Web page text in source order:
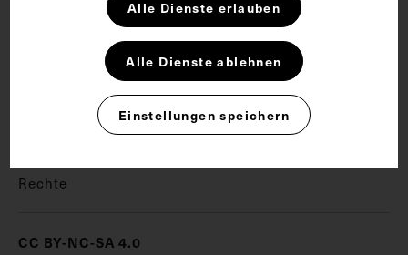
Schlagwörter
Allgemeinarzt Aufklärung Leibarzt
Rechte
CC BY-NC-SA 4.0
Alle Dienste erlauben
Alle Dienste ablehnen
Einstellungen speichern